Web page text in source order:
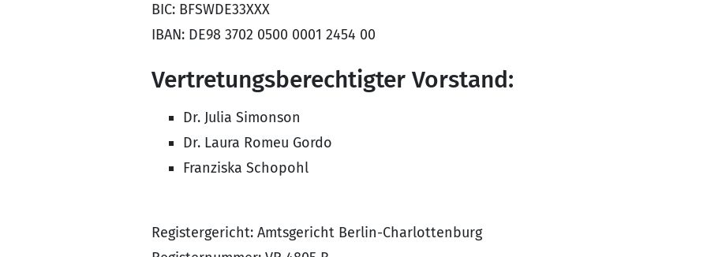
BIC: BFSWDE33XXX
IBAN: DE98 3702 0500 0001 2454 00
Vertretungsberechtigter Vorstand:
Dr. Julia Simonson
Dr. Laura Romeu Gordo
Franziska Schopohl
Registergericht: Amtsgericht Berlin-Charlottenburg